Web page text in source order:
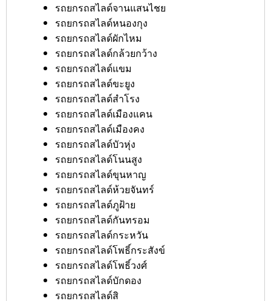
รถยกรถสไลด์จานแสนไชย
รถยกรถสไลด์หนองกุง
รถยกรถสไลด์ผักไหม
รถยกรถสไลด์กล้วยกว้าง
รถยกรถสไลด์แขม
รถยกรถสไลด์ขะยูง
รถยกรถสไลด์สำโรง
รถยกรถสไลด์เมืองแคน
รถยกรถสไลด์เมืองคง
รถยกรถสไลด์บัวหุ่ง
รถยกรถสไลด์โนนสูง
รถยกรถสไลด์ขุนหาญ
รถยกรถสไลด์ห้วยจันทร์
รถยกรถสไลด์ภูฝ้าย
รถยกรถสไลด์กันทรอม
รถยกรถสไลด์กระหวัน
รถยกรถสไลด์โพธิ์กระสังข์
รถยกรถสไลด์โพธิ์วงศ์
รถยกรถสไลด์บักดอง
รถยกรถสไลด์สิ